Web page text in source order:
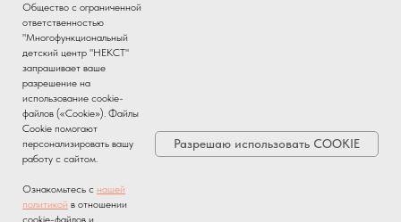
Документы туроператора
Контакты
Школа вожатых
Общество с ограниченной
ответственностью
"Многофункциональный
детский центр "НЕКСТ"
запрашивает ваше
разрешение на
использование cookie-
файлов («Cookie»). Файлы
Cookie помогают
персонализировать вашу
работу с сайтом.
Ознакомьтесь с нашей
политикой в отношении
cookie-файлов и
Разрешаю использовать COOKIE